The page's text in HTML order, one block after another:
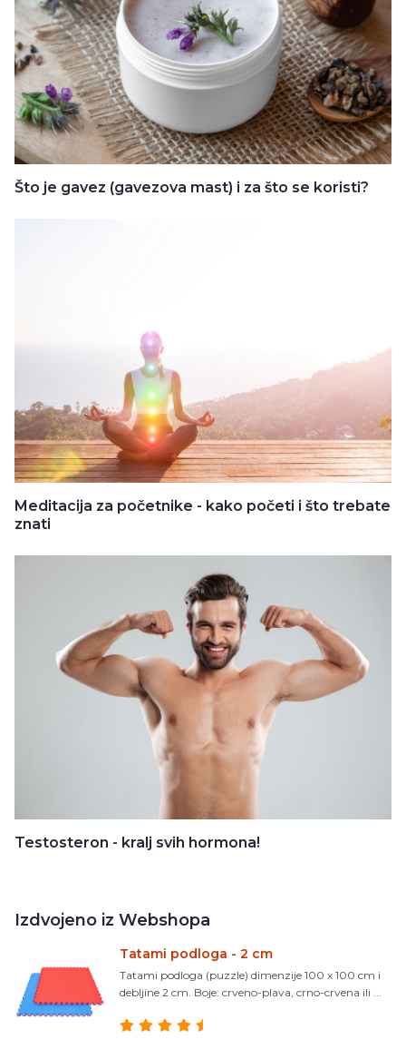
Što je gavez (gavezova mast) i za što se koristi?
Meditacija za početnike - kako početi i što trebate
znati
Testosteron - kralj svih hormona!
Izdvojeno iz Webshopa
Tatami podloga - 2 cm
Tatami podloga (puzzle) dimenzije 100 x 100 cm i
debljine 2 cm. Boje: crveno-plava, crno-crvena ili ...